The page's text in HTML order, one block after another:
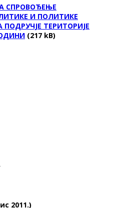
СПРОВОЂЕЊЕ
И ПОЛИТИКЕ
ПОДРУЧЈЕ ТЕРИТОРИЈЕ
(217 kB)
2011.)